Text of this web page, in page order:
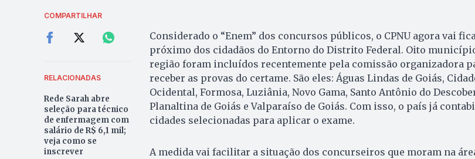
COMPARTILHAR
RELACIONADAS
Rede Sarah abre
seleção para técnico
de enfermagem com
salário de R$ 6,1 mil;
veja como se
inscrever
Considerado o “Enem” dos concursos públicos, o CPNU agora vai
próximo dos cidadãos do Entorno do Distrito Federal. Oito
região foram incluídos recentemente pela comissão organizadora
receber as provas do certame. São eles: Águas Lindas de Goiás,
Ocidental, Formosa, Luziânia, Novo Gama, Santo Antônio do
Planaltina de Goiás e Valparaíso de Goiás. Com isso, o país já
cidades selecionadas para aplicar o exame.
A medida vai facilitar a situação dos concurseiros que moram na